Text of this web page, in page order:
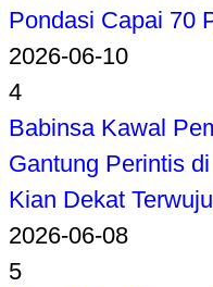
Pondasi Capai 70
2026-06-10
4
Babinsa Kawal
Gantung Perintis
Kian Dekat
2026-06-08
5